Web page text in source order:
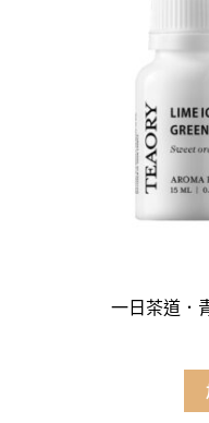
一日茶道．